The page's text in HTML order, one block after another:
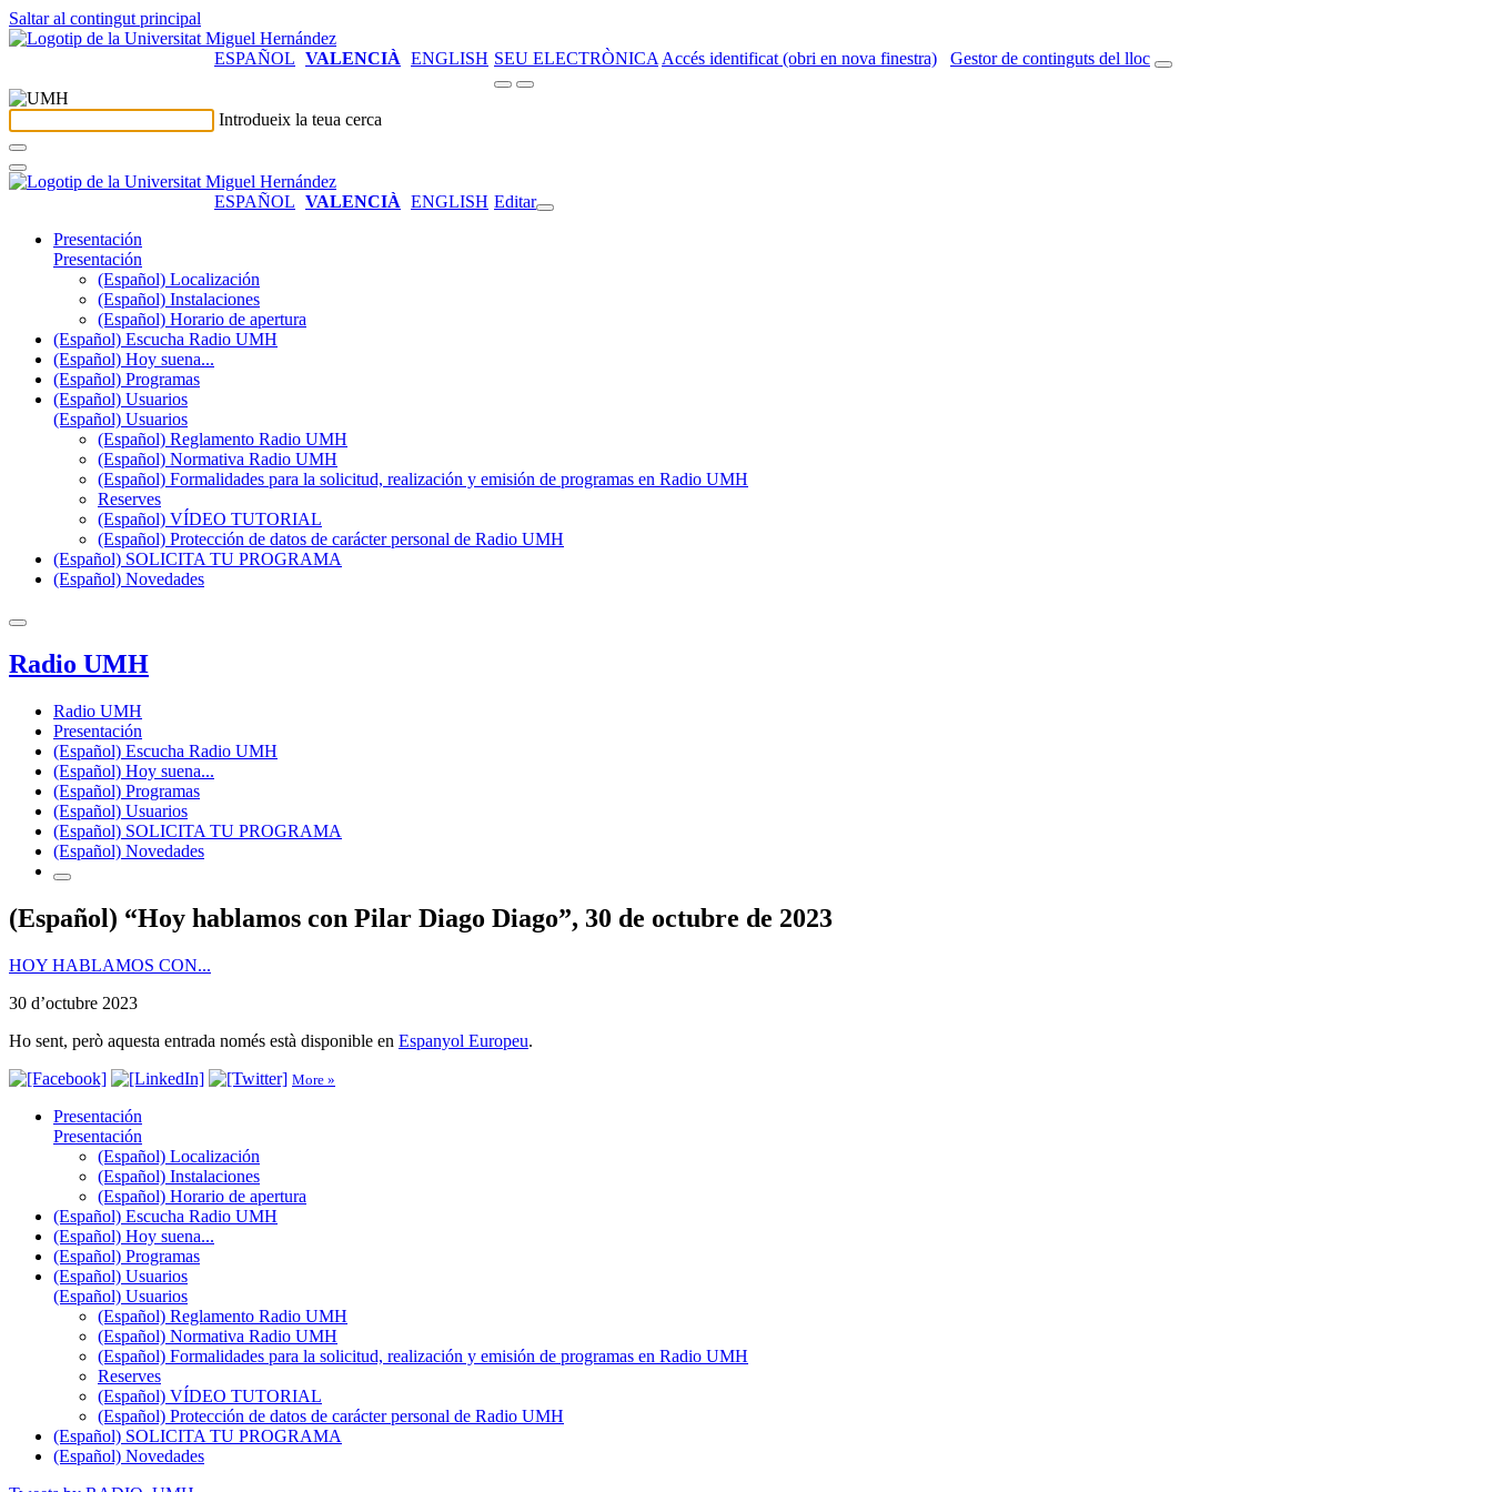
Saltar al contingut principal
ESPAÑOL VALENCIÀ ENGLISH SEU ELECTRÒNICA Accés identificat (obri en nova finestra) Gestor de continguts del lloc
Introdueix la teua cerca
ESPAÑOL VALENCIÀ ENGLISH Editar
Presentación
Presentación
(Español) Localización
(Español) Instalaciones
(Español) Horario de apertura
(Español) Escucha Radio UMH
(Español) Hoy suena...
(Español) Programas
(Español) Usuarios
(Español) Usuarios
(Español) Reglamento Radio UMH
(Español) Normativa Radio UMH
(Español) Formalidades para la solicitud, realización y emisión de programas en Radio UMH
Reserves
(Español) VÍDEO TUTORIAL
(Español) Protección de datos de carácter personal de Radio UMH
(Español) SOLICITA TU PROGRAMA
(Español) Novedades
Radio UMH
Radio UMH
Presentación
(Español) Escucha Radio UMH
(Español) Hoy suena...
(Español) Programas
(Español) Usuarios
(Español) SOLICITA TU PROGRAMA
(Español) Novedades
(Español) “Hoy hablamos con Pilar Diago Diago”, 30 de octubre de 2023
HOY HABLAMOS CON...
30 d’octubre 2023
Ho sent, però aquesta entrada només està disponible en Espanyol Europeu.
More »
Presentación
Presentación
(Español) Localización
(Español) Instalaciones
(Español) Horario de apertura
(Español) Escucha Radio UMH
(Español) Hoy suena...
(Español) Programas
(Español) Usuarios
(Español) Usuarios
(Español) Reglamento Radio UMH
(Español) Normativa Radio UMH
(Español) Formalidades para la solicitud, realización y emisión de programas en Radio UMH
Reserves
(Español) VÍDEO TUTORIAL
(Español) Protección de datos de carácter personal de Radio UMH
(Español) SOLICITA TU PROGRAMA
(Español) Novedades